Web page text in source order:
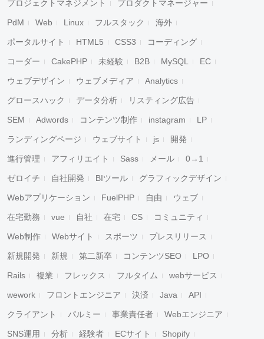
プロジェクトマネジメント プロダクトマネージャー
PdM Web Linux フルスタック 海外
ポータルサイト HTML5 CSS3 コーディング
コーダー CakePHP 未経験 B2B MySQL EC
ウェブデザイン ウェブメディア Analytics
グロースハック データ分析 リスティング広告
SEM Adwords コンテンツ制作 instagram LP
ランディングページ ウェブサイト js 開発
進行管理 アフィリエイト Sass メール 0→1
ゼロイチ 自社開発 BIツール グラフィックデザイン
Webアプリケーション FuelPHP 自由 ウェブ
在宅勤務 vue 自社 在宅 CS コミュニティ
Web制作 Webサイト スポーツ プレスリリース
新規開発 新規 第二新卒 コンテンツSEO LPO
Rails 複業 フレックス フルタイム webサービス
wework フロントエンジニア 決済 Java API
クライアント パルミー 事業責任者 Webエンジニア
SNS運用 分析 経験者 ECサイト Shopify